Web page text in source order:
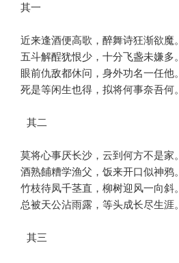
其一
近来逢酒便高歌，醉舞诗狂渐欲魔。
五斗解酲犹恨少，十分飞盏未嫌多。
眼前仇敌都休问，身外功名一任他。
死是等闲生也得，拟将何事奈吾何。
莫将心事厌长沙，云到何方不是家。
酒熟餔糟学渔父，饭来开口似神鸦。
竹枝待凤千茎直，柳树迎风一向斜。
总被天公沾雨露，等头成长尽生涯。